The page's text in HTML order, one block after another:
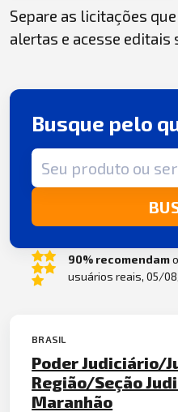
Separe as licitações
alertas e acesse editais
Busque pelo
Termo de busca
90% recomendamo
usuários reais, 05/
BRASIL
Poder Judiciário/
Região/Seção
Maranhão